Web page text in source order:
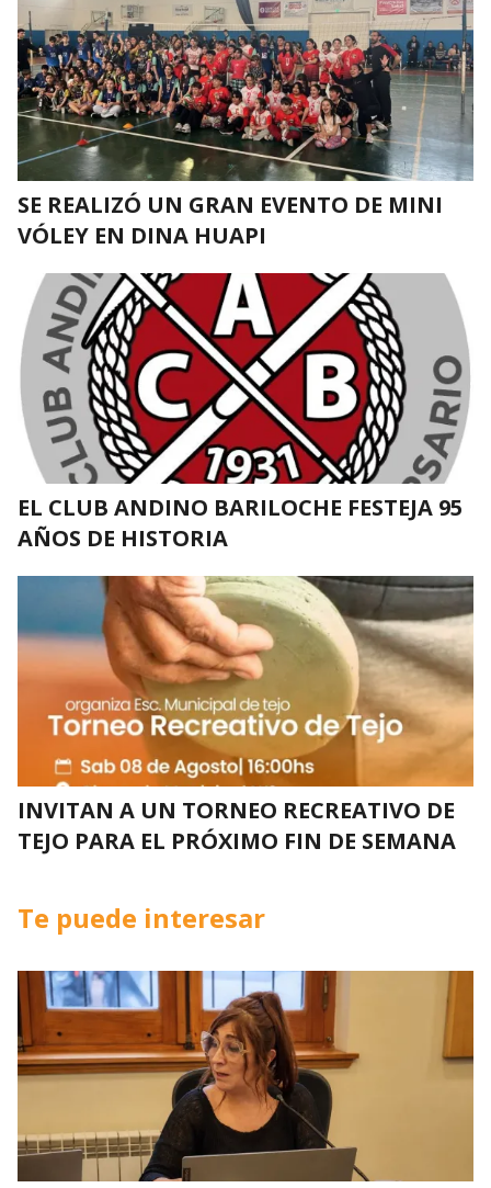
SE REALIZÓ UN GRAN EVENTO DE MINI
VÓLEY EN DINA HUAPI
EL CLUB ANDINO BARILOCHE FESTEJA 95
AÑOS DE HISTORIA
INVITAN A UN TORNEO RECREATIVO DE
TEJO PARA EL PRÓXIMO FIN DE SEMANA
Te puede interesar